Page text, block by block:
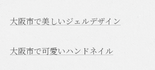
大阪市で美しいジェルデザイン
大阪市で可愛いハンドネイル